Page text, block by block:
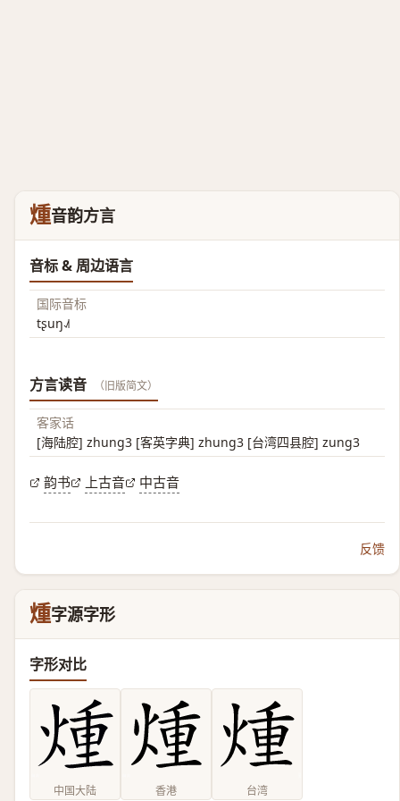
煄音韵方言
音标 & 周边语言
国际音标
tʂuŋ˨˩˦
方言读音 （旧版简文）
客家话
[海陆腔] zhung3 [客英字典] zhung3 [台湾四县腔] zung3
韵书 上古音 中古音
反馈
煄字源字形
字形对比
中国大陆 香港 台湾